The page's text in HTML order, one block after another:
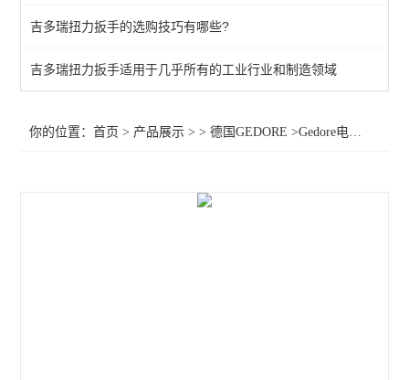
扭力测试仪
接地螺柱扳手
吉多瑞扭力扳手的选购技巧有哪些?
吉多瑞扭力扳手适用于几乎所有的工业行业和制造领域
你的位置：首页 > 产品展示 > >德国GEDORE >Gedore电子扭矩扳手2648644 扭力扳手TT3KH 350 预设扭矩扳手TT3KH